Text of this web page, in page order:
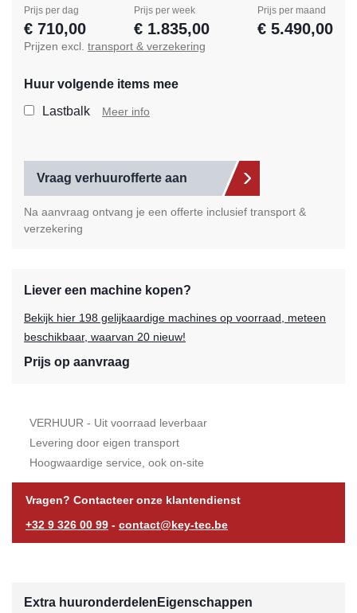
Prijs per dag
€ 710,00
Prijs per week
€ 1.835,00
Prijs per maand
€ 5.490,00
Prijzen excl. transport & verzekering
Huur volgende items mee
Lastbalk Meer info
Vraag verhuurofferte aan
Na aanvraag ontvang je een offerte inclusief transport &
verzekering
Liever een machine kopen?
Bekijk hier 198 gelijkaardige machines op voorraad, meteen
beschikbaar, waarvan 20 nieuw!
Prijs op aanvraag
VERHUUR - Uit voorraad leverbaar
Levering door eigen transport
Hoogwaardige service, ook on-site
Vragen? Contacteer onze klantendienst
+32 9 326 00 99 - contact@key-tec.be
Extra huuronderdelen Eigenschappen